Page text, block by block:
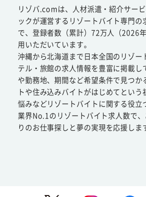
リゾバ.comは、人材派遣・紹介サー
ックが運営するリゾートバイト専門の
で、登録者数（累計）72万人（2026
用いただいています。
沖縄から北海道まで日本全国のリゾー
テル・旅館の求人情報を豊富に掲載し
や勤務地、期間など希望条件で見つか
トや住み込みバイトがはじめてという
悩みなどリゾートバイトに関する役立
業界No.1のリゾートバイト求人数で
りのお仕事探しと夢の実現を応援しま